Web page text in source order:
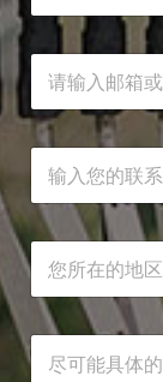
*
区
联
式
邮
箱
或
者
微
信
账
邮
或
者
微
账
号
*
邮
者
微
信
账
号
名
字
联
联
方
式
*
所
在
地
区
*
需
求